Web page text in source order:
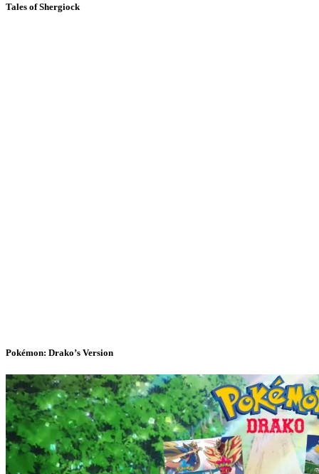
Tales of Shergiock
Pokémon: Drako’s Version